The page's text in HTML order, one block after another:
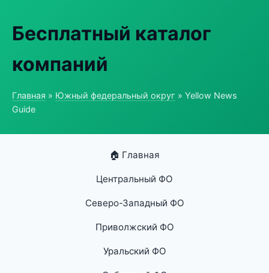
Бесплатный каталог
компаний
Главная » Южный федеральный округ » Yellow News
Guide
🏠 Главная
Центральный ФО
Северо-Западный ФО
Приволжский ФО
Уральский ФО